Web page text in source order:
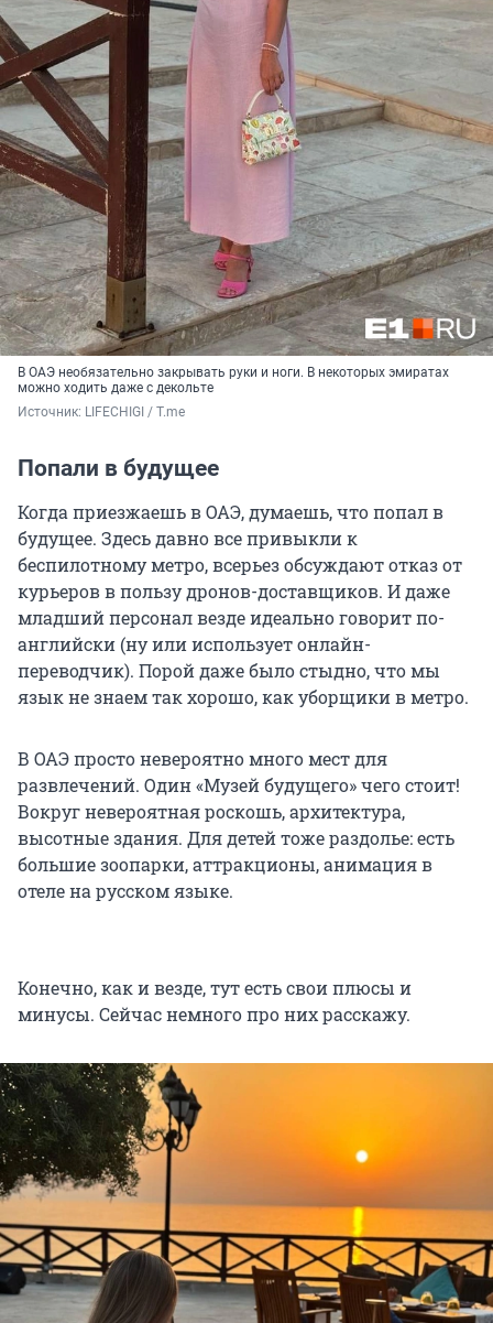
В ОАЭ необязательно закрывать руки и ноги. В некоторых эмиратах
можно ходить даже с декольте
Источник: LIFECHIGI / Т.me
Попали в будущее
Когда приезжаешь в ОАЭ, думаешь, что попал в
будущее. Здесь давно все привыкли к
беспилотному метро, всерьез обсуждают отказ от
курьеров в пользу дронов-доставщиков. И даже
младший персонал везде идеально говорит по-
английски (ну или использует онлайн-
переводчик). Порой даже было стыдно, что мы
язык не знаем так хорошо, как уборщики в метро.
В ОАЭ просто невероятно много мест для
развлечений. Один «Музей будущего» чего стоит!
Вокруг невероятная роскошь, архитектура,
высотные здания. Для детей тоже раздолье: есть
большие зоопарки, аттракционы, анимация в
отеле на русском языке.
Конечно, как и везде, тут есть свои плюсы и
минусы. Сейчас немного про них расскажу.